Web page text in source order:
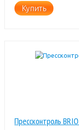
Купить
Прессконтроль